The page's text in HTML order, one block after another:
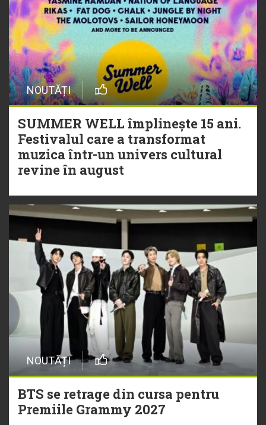
NOUTĂȚI
SUMMER WELL împlinește 15 ani.
Festivalul care a transformat
muzica într-un univers cultural
revine în august
NOUTĂȚI
BTS se retrage din cursa pentru
Premiile Grammy 2027